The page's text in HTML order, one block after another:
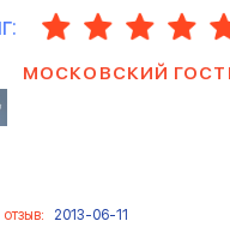
МОСКОВСКИЙ
2013-06-11